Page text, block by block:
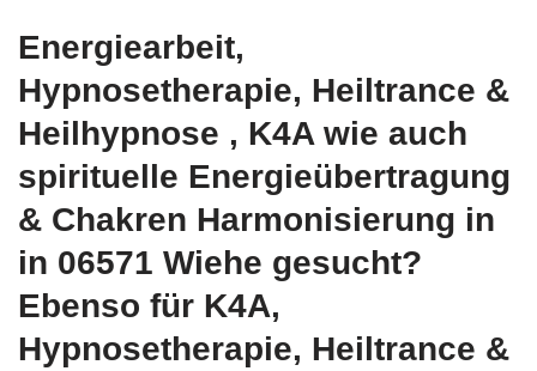
Energiearbeit,
Hypnosetherapie, Heiltrance &
Heilhypnose , K4A wie auch
spirituelle Energieübertragung
& Chakren Harmonisierung in
in 06571 Wiehe gesucht?
Ebenso für K4A,
Hypnosetherapie, Heiltrance &